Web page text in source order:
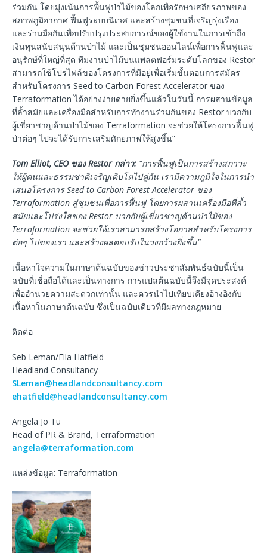
ร่วมกัน โดยมุ่งเน้นการพื้นฟูป่าไม้ของโลกเพื่อรักษาเสถียรภาพของ
สภาพภูมิอากาศ ฟื้นฟูระบบนิเวศ และสร้างชุมชนที่เจริญรุ่งเรือง
และร่วมมือกันเพื่อปรับปรุงประสบการณ์ของผู้ใช้งานในการเข้าถึง
เงินทุนสนับสนุนด้านป่าไม้ และเป็นชุมชนออนไลน์เพื่อการฟื้นฟูและ
อนุรักษ์ที่ใหญ่ที่สุด ทีมงานป่าไม้บนแพลตฟอร์มระดับโลกของ Restor
สามารถใช้โปรไฟล์ของโครงการที่มีอยู่เพื่อเริ่มขั้นตอนการสมัคร
สำหรับโครงการ Seed to Carbon Forest Accelerator ของ
Terraformation ได้อย่างง่ายดายยิ่งขึ้นแล้วในวันนี้ การผสานข้อมูล
ที่ล้ำสมัยและเครื่องมือสำหรับการทำงานร่วมกันของ Restor บวกกับ
ผู้เชี่ยวชาญด้านป่าไม้ของ Terraformation จะช่วยให้โครงการฟื้นฟู
ป่าต่อๆ ไปจะได้รับการเสริมศักยภาพให้สูงขึ้น”
Tom Elliot, CEO ของRestorกล่าว: “การฟื้นฟูเป็นการสร้างสภาวะ
ให้ผู้คนและธรรมชาติเจริญเติบโตไปคู่กัน เรามีความภูมิใจในการนำ
เสนอโครงการSeed to Carbon Forest Accelerator ของ
Terraformation สู่ชุมชนเพื่อการฟื้นฟู โดยการผสานเครื่องมือที่ล้ำ
สมัยและโปร่งใสของRestor บวกกับผู้เชี่ยวชาญด้านป่าไม้ของ
Terraformation จะช่วยให้เราสามารถสร้างโอกาสสำหรับโครงการ
ต่อๆ ไปของเรา และสร้างผลตอบรับในวงกว้างยิ่งขึ้น”
เนื้อหาใจความในภาษาต้นฉบับของข่าวประชาสัมพันธ์ฉบับนี้เป็น
ฉบับที่เชื่อถือได้และเป็นทางการ การแปลต้นฉบับนี้จึงมีจุดประสงค์
เพื่ออำนวยความสะดวกเท่านั้น และควรนำไปเทียบเคียงอ้างอิงกับ
เนื้อหาในภาษาต้นฉบับ ซึ่งเป็นฉบับเดียวที่มีผลทางกฎหมาย
ติดต่อ
Seb Leman/Ella Hatfield
Headland Consultancy
SLeman@headlandconsultancy.com
ehatfield@headlandconsultancy.com
Angela Jo Tu
Head of PR & Brand, Terraformation
angela@terraformation.com
แหล่งข้อมูล: Terraformation